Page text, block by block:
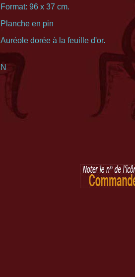
Format: 96 x 37 cm.
Planche en pin
Auréole dorée à la feuille d'or.
N